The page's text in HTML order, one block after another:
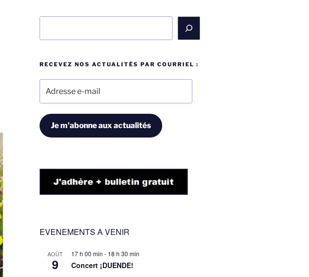
RECEVEZ NOS ACTUALITÉS PAR COURRIEL :
mail
Je m'abonne aux actualités
EVENEMENTS A VENIR
AOÛT
9
17 h 00 min - 18 h 30 min
Concert ¡DUENDE!